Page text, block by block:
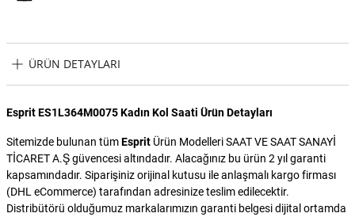
ÜRÜN DETAYLARI
Esprit ES1L364M0075 Kadın Kol Saati Ürün Detayları
Sitemizde bulunan tümEsprit Ürün Modelleri SAAT VE SAAT SANAYİ
TİCARET A.Ş güvencesi altındadır. Alacağınız bu ürün 2 yıl garanti
kapsamındadır. Siparişiniz orijinal kutusu ile anlaşmalı kargo firması
(DHL eCommerce) tarafından adresinize teslim edilecektir.
Distribütörü olduğumuz markalarımızın garanti belgesi dijital ortamda